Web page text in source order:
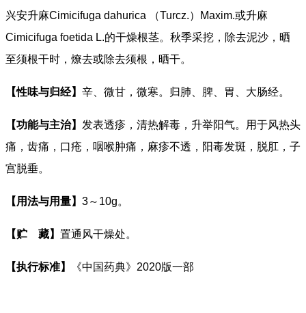
兴安升麻Cimicifuga dahurica （Turcz.）Maxim.或升麻
Cimicifuga foetida L.的干燥根茎。秋季采挖，除去泥沙，晒
至须根干时，燎去或除去须根，晒干。
【性味与归经】 辛、微甘，微寒。归肺、脾、胃、大肠经。
【功能与主治】 发表透疹，清热解毒，升举阳气。用于风热头
痛，齿痛，口疮，咽喉肿痛，麻疹不透，阳毒发斑，脱肛，子
宫脱垂。
【用法与用量】 3～ 10g。
【贮 藏】 置通风干燥处。
【执行标准】 《中国药典》 2020版一部